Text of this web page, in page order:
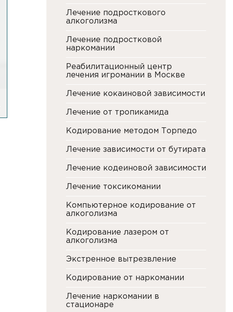
Лечение подросткового
алкоголизма
Лечение подростковой
наркомании
Реабилитационный центр
лечения игромании в Москве
Лечение кокаиновой зависимости
Лечение от тропикамида
Кодирование методом Торпедо
Лечение зависимости от бутирата
Лечение кодеиновой зависимости
Лечение токсикомании
Компьютерное кодирование от
алкоголизма
Кодирование лазером от
алкоголизма
Экстренное вытрезвление
Кодирование от наркомании
Лечение наркомании в
стационаре